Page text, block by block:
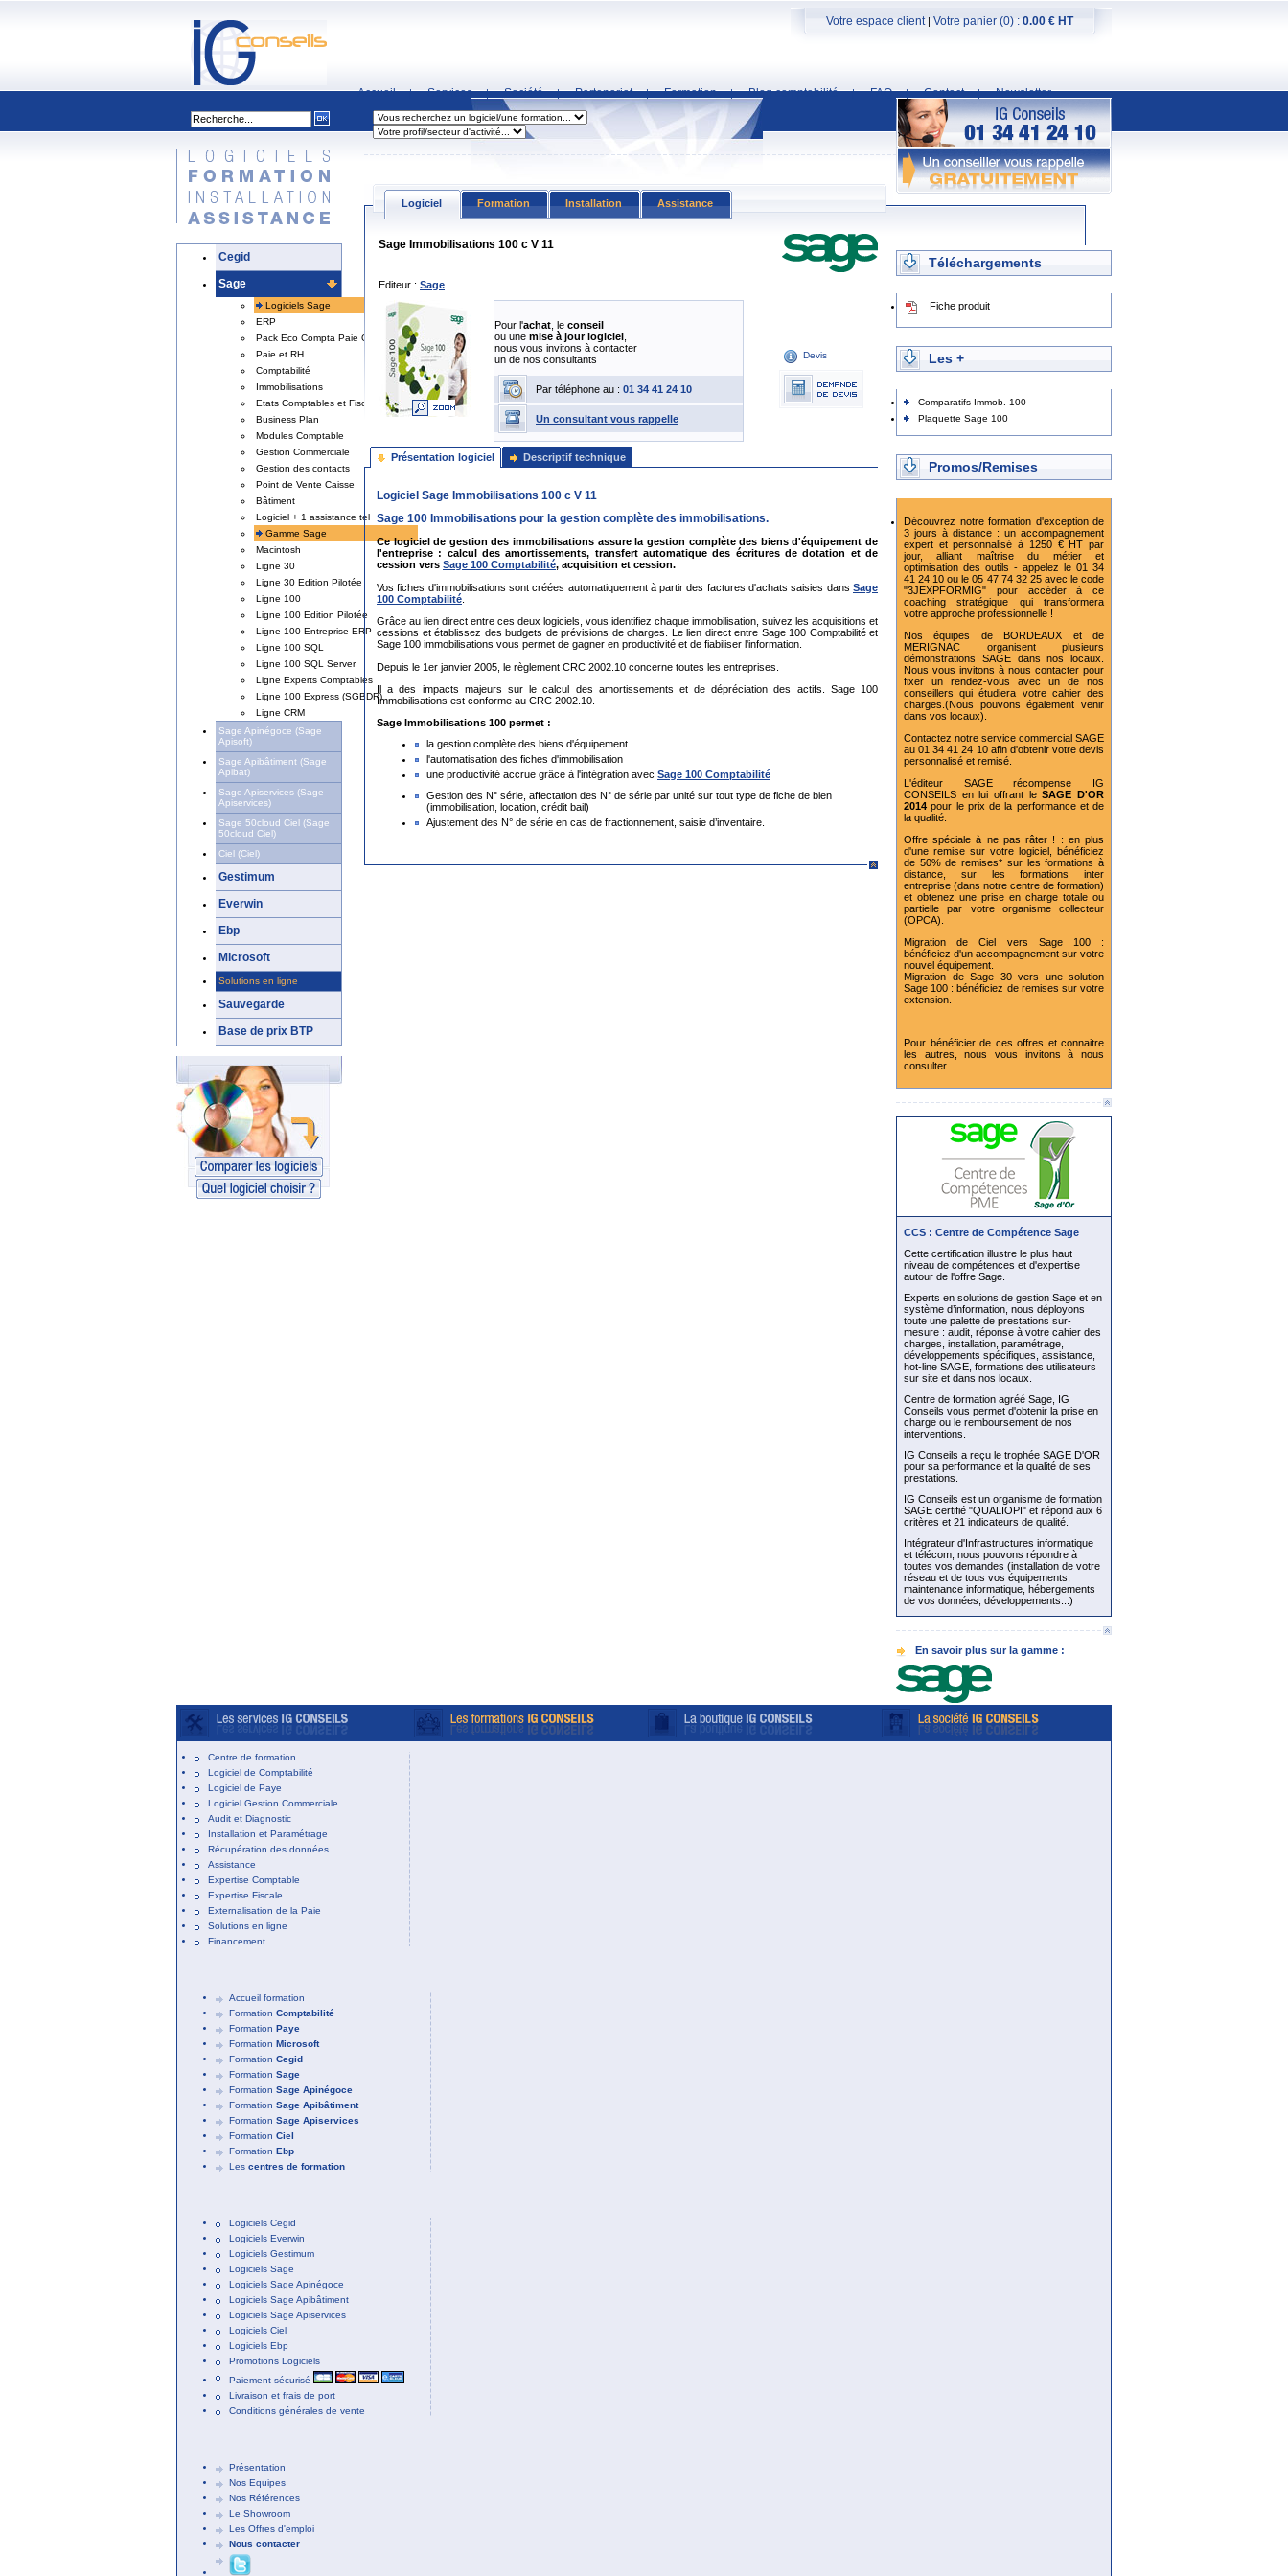
Accueil | Services | Société | Partenariat | Formation | Blog comptabilité | FAQ | Contact | Newsletter
Votre espace client| Votre panier (0) : 0.00 € HT
Cegid
Sage
Logiciels Sage
ERP
Pack Eco Compta Paie Gestion
Paie et RH
Comptabilité
Immobilisations
Etats Comptables et Fiscaux
Business Plan
Modules Comptable
Gestion Commerciale
Gestion des contacts
Point de Vente Caisse
Bâtiment
Logiciel + 1 assistance tel
Gamme Sage
Macintosh
Ligne 30
Ligne 30 Edition Pilotée
Ligne 100
Ligne 100 Edition Pilotée
Ligne 100 Entreprise ERP
Ligne 100 SQL
Ligne 100 SQL Server
Ligne Experts Comptables
Ligne 100 Express (SGBDR)
Ligne CRM
Sage Apinégoce (Sage
Apisoft)
Sage Apibâtiment (Sage
Apibat)
Sage Apiservices (Sage
Apiservices)
Sage 50cloud Ciel (Sage
50cloud Ciel)
Ciel (Ciel)
Gestimum
Everwin
Ebp
Microsoft
Solutions en ligne
Sauvegarde
Base de prix BTP
Logiciel Formation Installation Assistance
Sage Immobilisations 100 c V 11
Editeur : Sage
Pour l'achat , le conseil
ou une mise à jour logiciel
nous vous invitons à contacter
un de nos consultants
Par téléphone au : 01 34 41 24 10
Un consultant vous rappelle
Devis
Présentation logiciel Descriptif technique
Logiciel Sage Immobilisations 100 c V 11
Sage 100 Immobilisations pour la gestion complète des immobilisations.
Ce logiciel de gestion des immobilisations assure la gestion complète des biens d'équipement de
l'entreprise : calcul des amortissements, transfert automatique des écritures de dotation et de
cession vers Sage 100 Comptabilité, acquisition et cession.
Vos fiches d'immobilisations sont créées automatiquement à partir des factures d'achats saisies dans Sage
100 Comptabilité
Grâce au lien direct entre ces deux logiciels, vous identifiez chaque immobilisation, suivez les acquisitions et
cessions et établissez des budgets de prévisions de charges. Le lien direct entre Sage 100 Comptabilité et
Sage 100 immobilisations vous permet de gagner en productivité et de fiabiliser l'information.
Depuis le 1er janvier 2005, le règlement CRC 2002.10 concerne toutes les entreprises.
Il a des impacts majeurs sur le calcul des amortissements et de dépréciation des actifs. Sage 100
Immobilisations est conforme au CRC 2002.10.
Sage Immobilisations 100 permet :
la gestion complète des biens d'équipement
l'automatisation des fiches d'immobilisation
une productivité accrue grâce à l'intégration avec Sage 100 Comptabilité
Gestion des N° série, affectation des N° de série par unité sur tout type de fiche de bien
(immobilisation, location, crédit bail)
Ajustement des N° de série en cas de fractionnement, saisie d’inventaire.
Téléchargements
Fiche produit
Les +
Comparatifs Immob. 100
Plaquette Sage 100
Promos/Remises
Découvrez notre formation d'exception de
3 jours à distance : un accompagnement
expert et personnalisé à 1250 € HT par
jour, alliant maîtrise du métier et
optimisation des outils - appelez le 01 34
41 24 10 ou le 05 47 74 32 25 avec le code
"3JEXPFORMIG" pour accéder à ce
coaching stratégique qui transformera
votre approche professionnelle !
Nos équipes de BORDEAUX et de
MERIGNAC organisent plusieurs
démonstrations SAGE dans nos locaux.
Nous vous invitons à nous contacter pour
fixer un rendez-vous avec un de nos
conseillers qui étudiera votre cahier des
charges.(Nous pouvons également venir
dans vos locaux).
Contactez notre service commercial SAGE
au 01 34 41 24 10 afin d'obtenir votre devis
personnalisé et remisé.
L'éditeur SAGE récompense IG
CONSEILS en lui offrant leSAGE D'OR
2014 pour le prix de la performance et de
la qualité.
Offre spéciale à ne pas râter ! : en plus
d'une remise sur votre logiciel, bénéficiez
de 50% de remises* sur les formations à
distance, sur les formations inter
entreprise (dans notre centre de formation)
et obtenez une prise en charge totale ou
partielle par votre organisme collecteur
(OPCA).
Migration de Ciel vers Sage 100 :
bénéficiez d'un accompagnement sur votre
nouvel équipement.
Migration de Sage 30 vers une solution
Sage 100 : bénéficiez de remises sur votre
extension.
Pour bénéficier de ces offres et connaitre
les autres, nous vous invitons à nous
consulter.
CCS : Centre de Compétence Sage
Cette certification illustre le plus haut
niveau de compétences et d'expertise
autour de l'offre Sage.
Experts en solutions de gestion Sage et en
système d’information, nous déployons
toute une palette de prestations sur-
mesure : audit, réponse à votre cahier des
charges, installation, paramétrage,
développements spécifiques, assistance,
hot-line SAGE, formations des utilisateurs
sur site et dans nos locaux.
Centre de formation agréé Sage, IG
Conseils vous permet d'obtenir la prise en
charge ou le remboursement de nos
interventions.
IG Conseils a reçu le trophée SAGE D'OR
pour sa performance et la qualité de ses
prestations.
IG Conseils est un organisme de formation
SAGE certifié "QUALIOPI" et répond aux 6
critères et 21 indicateurs de qualité.
Intégrateur d'Infrastructures informatique
et télécom, nous pouvons répondre à
toutes vos demandes (installation de votre
réseau et de tous vos équipements,
maintenance informatique, hébergements
de vos données, développements...)
En savoir plus sur la gamme :
Centre de formation
Logiciel de Comptabilité
Logiciel de Paye
Logiciel Gestion Commerciale
Audit et Diagnostic
Installation et Paramétrage
Récupération des données
Assistance
Expertise Comptable
Expertise Fiscale
Externalisation de la Paie
Solutions en ligne
Financement
Accueil formation
Formation Comptabilité
Formation Paye
Formation Microsoft
Formation Cegid
Formation Sage
Formation Sage Apinégoce
Formation Sage Apibâtiment
Formation Sage Apiservices
Formation Ciel
Formation Ebp
Les centres de formation
Logiciels Cegid
Logiciels Everwin
Logiciels Gestimum
Logiciels Sage
Logiciels Sage Apinégoce
Logiciels Sage Apibâtiment
Logiciels Sage Apiservices
Logiciels Ciel
Logiciels Ebp
Promotions Logiciels
Paiement sécurisé
Livraison et frais de port
Conditions générales de vente
Présentation
Nos Equipes
Nos Références
Le Showroom
Les Offres d'emploi
Nous contacter